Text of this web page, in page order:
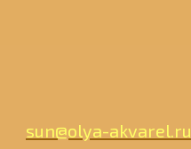
sun@olya-akvarel.ru